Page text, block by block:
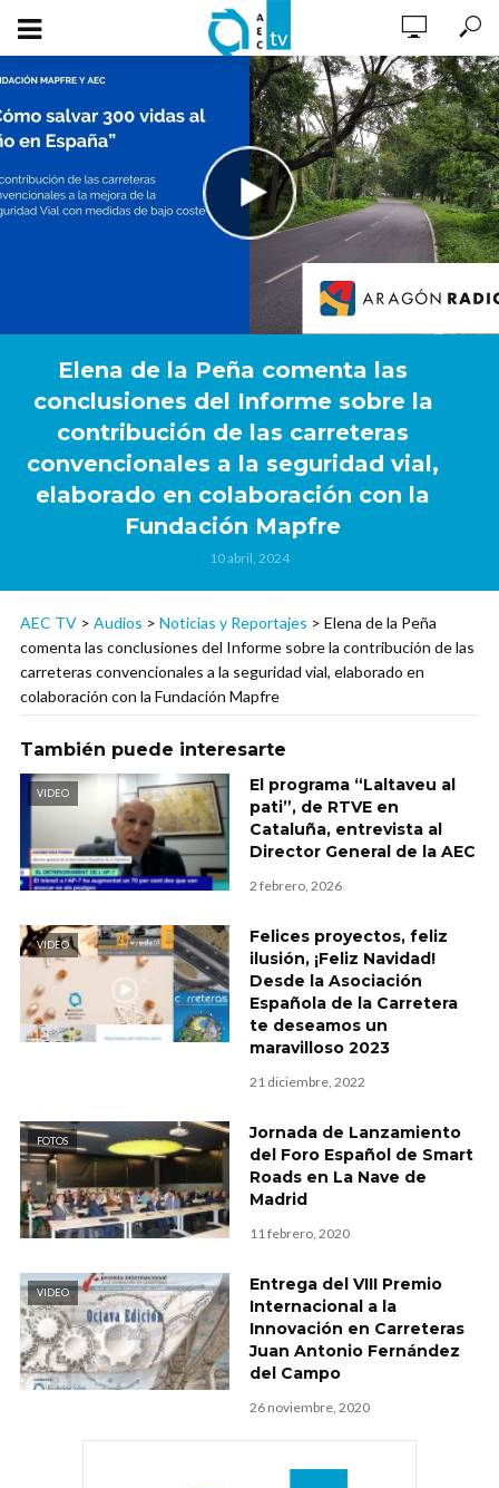
Elena de la Peña comenta las
conclusiones del Informe sobre la
contribución de las carreteras
convencionales a la seguridad vial,
elaborado en colaboración con la
Fundación Mapfre
10 abril, 2024
AEC TV > Audios > Noticias y Reportajes > Elena de la Peña
comenta las conclusiones del Informe sobre la contribución de las
carreteras convencionales a la seguridad vial, elaborado en
colaboración con la Fundación Mapfre
También puede interesarte
VIDEO
El programa “Laltaveu al
pati”, de RTVE en
Cataluña, entrevista al
Director General de la AEC
2 febrero, 2026
VIDEO
Felices proyectos, feliz
ilusión, ¡Feliz Navidad!
Desde la Asociación
Española de la Carretera
te deseamos un
maravilloso 2023
21 diciembre, 2022
FOTOS
Jornada de Lanzamiento
del Foro Español de Smart
Roads en La Nave de
Madrid
11 febrero, 2020
VIDEO
Entrega del VIII Premio
Internacional a la
Innovación en Carreteras
Juan Antonio Fernández
del Campo
26 noviembre, 2020